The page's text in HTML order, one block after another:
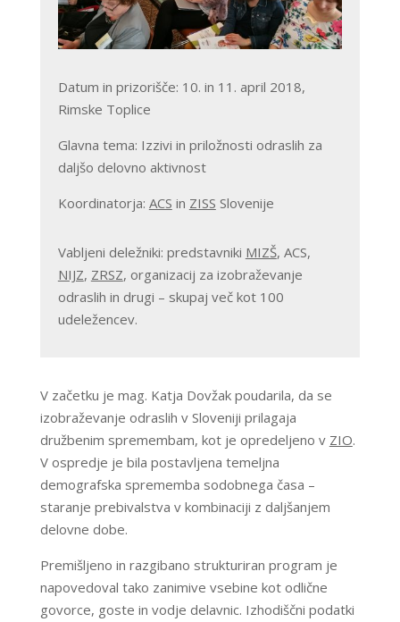
Datum in prizorišče: 10. in 11. april 2018,
Rimske Toplice
Glavna tema: Izzivi in priložnosti odraslih za
daljšo delovno aktivnost
Koordinatorja: ACS in ZISS Slovenije
Vabljeni deležniki: predstavniki MIZŠ, ACS,
NIJZ, ZRSZ, organizacij za izobraževanje
odraslih in drugi – skupaj več kot 100
udeležencev.
V začetku je mag. Katja Dovžak poudarila, da se
izobraževanje odraslih v Sloveniji prilagaja
družbenim spremembam, kot je opredeljeno v ZIO.
V ospredje je bila postavljena temeljna
demografska sprememba sodobnega časa –
staranje prebivalstva v kombinaciji z daljšanjem
delovne dobe.
Premišljeno in razgibano strukturiran program je
napovedoval tako zanimive vsebine kot odlične
govorce, goste in vodje delavnic. Izhodiščni podatki